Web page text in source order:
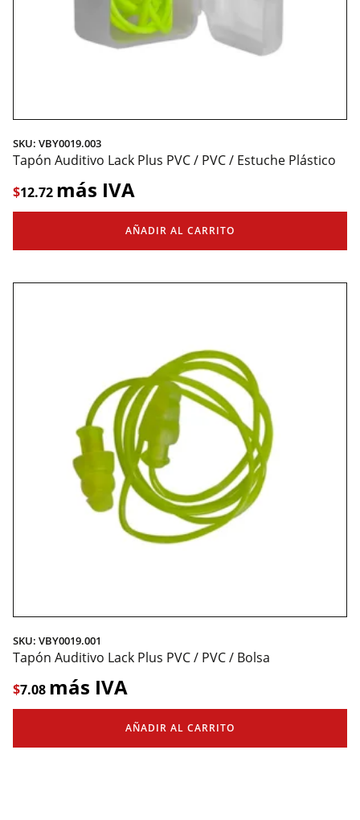
SKU: VBY0019.003
Tapón Auditivo Lack Plus PVC / PVC / Estuche Plástico
$12.72 más IVA
AÑADIR AL CARRITO
SKU: VBY0019.001
Tapón Auditivo Lack Plus PVC / PVC / Bolsa
$7.08 más IVA
AÑADIR AL CARRITO